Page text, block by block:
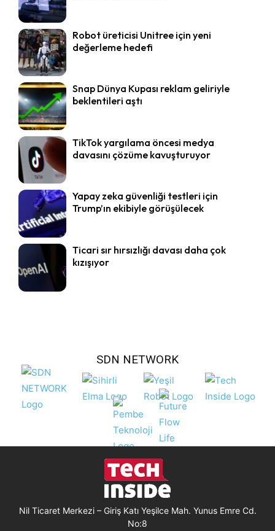
Robot üreticisi Unitree için yeni
değerleme hedefi
Snap Dünya Kupası reklam geliriyle
beklentileri aştı
TikTok yargılama öncesi medya
davasını çözüme kavuşturuyor
Yapay zeka güvenliği testleri için
Trump’ın ekibiyle görüşülecek
Ticari sır hırsızlığı davası daha çok
kızışıyor
SDN NETWORK
Nil Ticaret Merkezi – Giriş Katı Yeşilce Mah. Yunus Emre Cd.
No:8